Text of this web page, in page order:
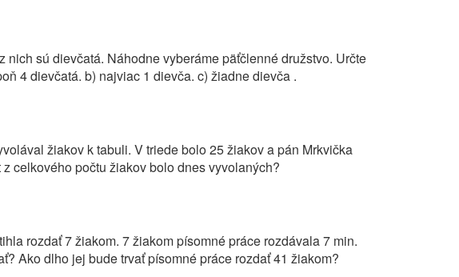
nich sú dievčatá. Náhodne vyberáme päťčlenné družstvo. Určte
4 dievčatá. b) najviac 1 dievča. c) žiadne dievča .
žiakov k tabuli. V triede bolo 25 žiakov a pán Mrkvička
celkového počtu žiakov bolo dnes vyvolaných?
rozdať 7 žiakom. 7 žiakom písomné práce rozdávala 7 min.
Ako dlho jej bude trvať písomné práce rozdať 41 žiakom?